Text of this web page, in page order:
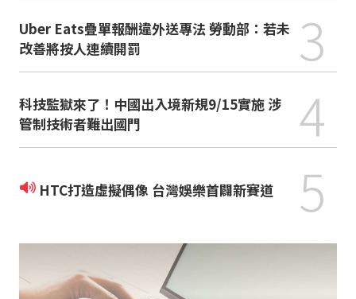
Uber Eats疊單報酬違外送專法 勞動部：若未
改善將按人連續開罰
3
科技監獄來了！中國出入境新規9/15實施 涉
管制技術者難出國門
4
HTC打造虛擬偶像 台灣娛樂首闢新賽道 5